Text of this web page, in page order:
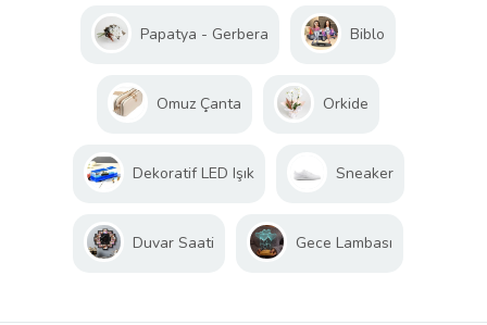
Papatya - Gerbera Biblo
Omuz Çanta Orkide
Dekoratif LED Işık Sneaker
Duvar Saati Gece Lambası